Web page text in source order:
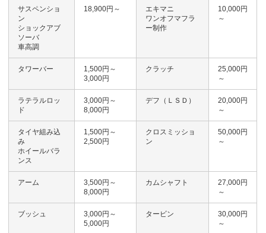
サスペンショ
ン
ショックアブ
ソーバ
車高調
18,900円～
エキマニ
ワンオフマフラ
ー制作
10,000円
～
タワーバー
1,500円～
3,000円
クラッチ
25,000円
～
ラテラルロッ
ド
3,000円～
8,000円
デフ（ＬＳＤ）
20,000円
～
タイヤ組み込
み
ホイールバラ
ンス
1,500円～
2,500円
クロスミッショ
ン
50,000円
～
アーム
3,500円～
8,000円
カムシャフト
27,000円
～
ブッシュ
3,000円～
5,000円
タービン
30,000円
～